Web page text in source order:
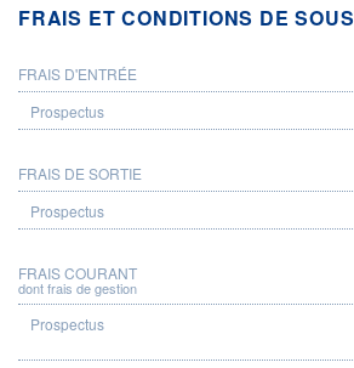
FRAIS ET CONDITIONS DE
PROSPECTUS
FRAIS D'ENTRÉE
FRAIS DE SORTIE
FRAIS COURANT
dont frais de gestion